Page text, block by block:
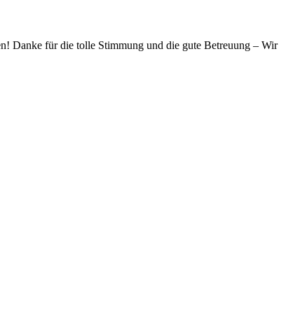
Danke für die tolle Stimmung und die gute Betreuung – Wir